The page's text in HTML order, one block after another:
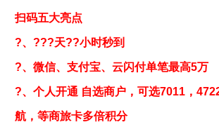
扫码五大亮点‎
?、???天??小时秒到
?、微信、支付宝、云闪付单笔最高5万
?、个人开通 自选商户，可选7011，
航，等商旅卡多倍积分